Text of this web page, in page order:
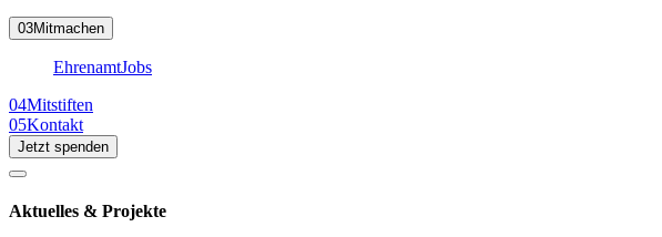
03Mitmachen
EhrenamtJobs
04Mitstiften
05Kontakt
Jetzt spenden
Aktuelles & Projekte